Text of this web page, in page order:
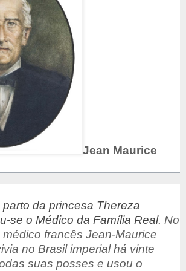
Jean Maurice
parto da princesa Thereza
se o Médico da Família Real. No
francês Jean-Maurice
no Brasil imperial há vinte
suas posses e usou o